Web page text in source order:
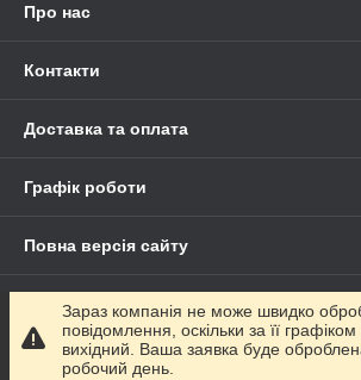
Про нас
Контакти
Доставка та оплата
Графік роботи
Повна версія сайту
Сайт створено на маркетплейсі Prom.ua
Політика конфіденційності
Зараз компанія не може швидко
повідомлення, оскільки за її
вихідний. Ваша заявка буде
робочий день.